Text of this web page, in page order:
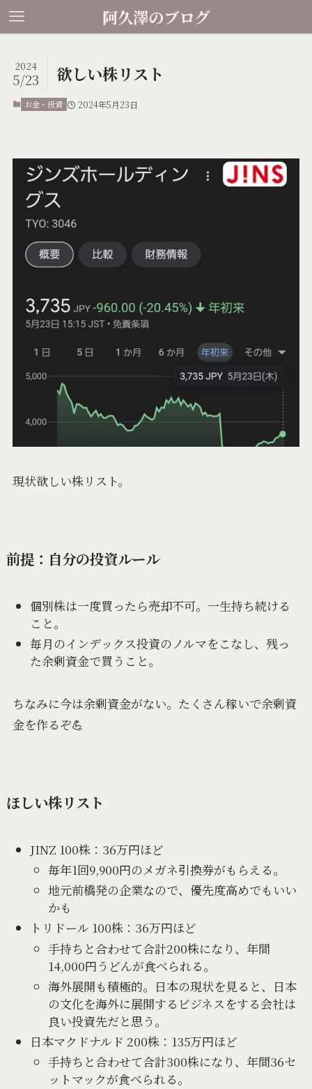
阿久澤のブログ
欲しい株リスト
2024
5/23
お金・投資 2024年5月23日
現状欲しい株リスト。
前提：自分の投資ルール
個別株は一度買ったら売却不可。一生持ち続ける
こと。
毎月のインデックス投資のノルマをこなし、残っ
た余剰資金で買うこと。
ちなみに今は余剰資金がない。たくさん稼いで余剰資
金を作るぞ💪
ほしい株リスト
JINZ 100株：36万円ほど
毎年1回9,900円のメガネ引換券がもらえる。
地元前橋発の企業なので、優先度高めでもいい
かも
トリドール 100株：36万円ほど
手持ちと合わせて合計200株になり、年間
14,000円うどんが食べられる。
海外展開も積極的。日本の現状を見ると、日本
の文化を海外に展開するビジネスをする会社は
良い投資先だと思う。
日本マクドナルド 200株：135万円ほど
手持ちと合わせて合計300株になり、年間36セ
ットマックが食べられる。